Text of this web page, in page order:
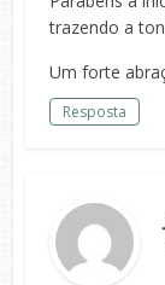
trazendo a
Um forte
Resposta